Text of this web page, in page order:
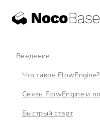
Введение
Что такое FlowEngine?
Связь FlowEngine и
Быстрый старт